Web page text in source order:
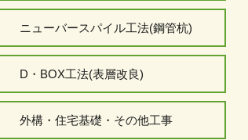
ニューバースパイル工法(鋼管杭)
D・BOX工法(表層改良)
外構・住宅基礎・その他工事